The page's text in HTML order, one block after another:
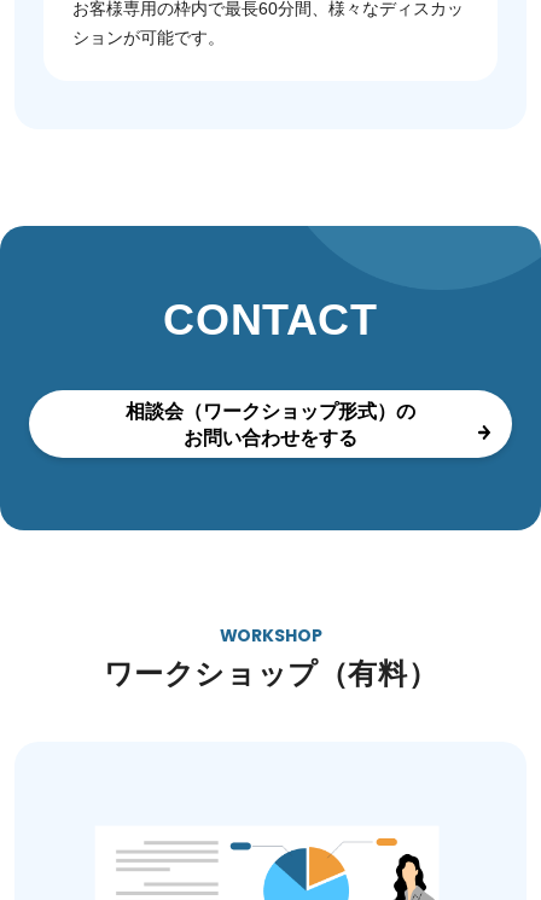
お客様専用の枠内で最長60分間、様々なディスカッ
ションが可能です。
CONTACT
相談会（ワークショップ形式）の
お問い合わせをする
WORKSHOP
ワークショップ（有料）